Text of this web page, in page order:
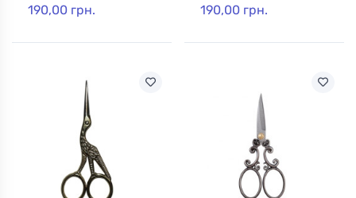
190,00 грн. 190,00 грн.